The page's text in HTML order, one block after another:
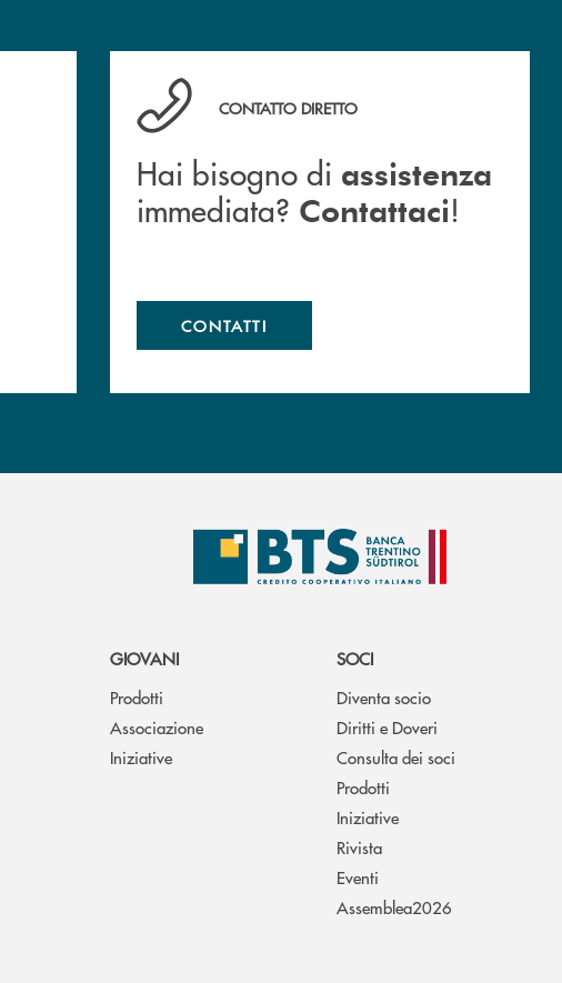
Hai bisogno di assistenza immediata? Contattaci !
CONTATTO DIRETTO
Hai bisogno di assistenza
immediata? Contattaci!
CONTATTI
GIOVANI
Prodotti
Associazione
Iniziative
SOCI
Diventa socio
Diritti e Doveri
Consulta dei soci
Prodotti
Iniziative
Rivista
Eventi
Assemblea2026